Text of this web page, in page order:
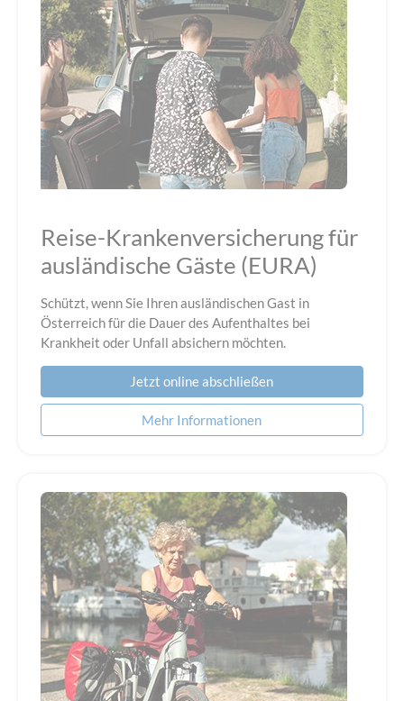
Reise-Krankenversicherung für
ausländische Gäste (EURA)
Schützt, wenn Sie Ihren ausländischen Gast in
Österreich für die Dauer des Aufenthaltes bei
Krankheit oder Unfall absichern möchten.
Jetzt online abschließen
Mehr Informationen